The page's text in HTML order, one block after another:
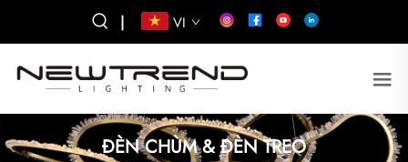
| VI
ĐÈN CHÙM & ĐÈN TREO